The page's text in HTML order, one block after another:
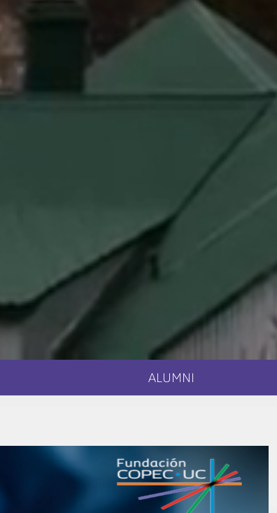
ALUMNI